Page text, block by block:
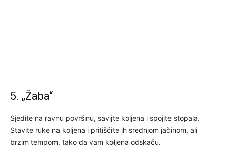
5. „Žaba“
Sjedite na ravnu površinu, savijte koljena i spojite stopala.
Stavite ruke na koljena i pritišćite ih srednjom jačinom, ali
brzim tempom, tako da vam koljena odskaču.